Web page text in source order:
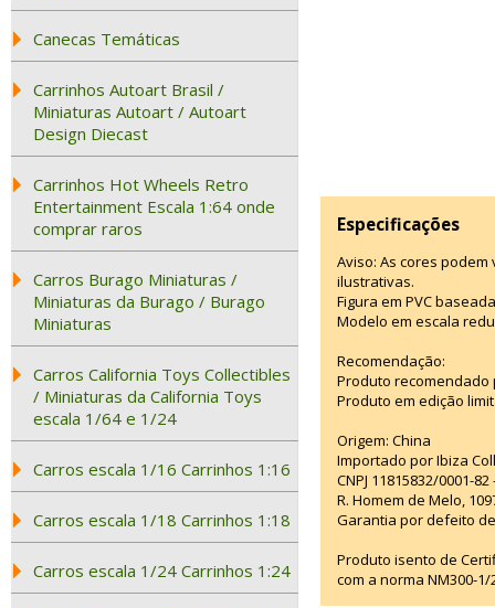
Canecas Temáticas
Carrinhos Autoart Brasil /
Miniaturas Autoart / Autoart
Design Diecast
Carrinhos Hot Wheels Retro
Entertainment Escala 1:64 onde
comprar raros
Carros Burago Miniaturas /
Miniaturas da Burago / Burago
Miniaturas
Carros California Toys Collectibles
/ Miniaturas da California Toys
escala 1/64 e 1/24
Carros escala 1/16 Carrinhos 1:16
Carros escala 1/18 Carrinhos 1:18
Carros escala 1/24 Carrinhos 1:24
Especificações
Aviso: As cores
ilustrativas.
Figura em PVC
Modelo em escala
Recomendação:
Produto recomendado
Produto em edição
Origem: China
Importado por Ibiza
CNPJ 11815832/0001-
R. Homem de Melo,
Garantia por defeito
Produto isento de
com a norma NM300-